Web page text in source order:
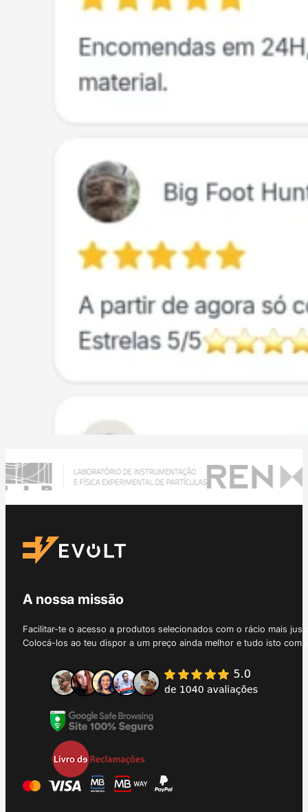
A nossa missão
Facilitar-te o acesso a produtos selecionados com o rácio mais
Colocá-los ao teu dispor a um preço ainda melhor e tudo isto